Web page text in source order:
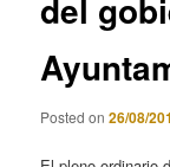
del
Posted on26/08/